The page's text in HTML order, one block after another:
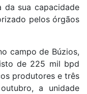
sua capacidade
pelos órgãos
campo de Búzios,
de 225 mil bpd
produtores e três
a unidade